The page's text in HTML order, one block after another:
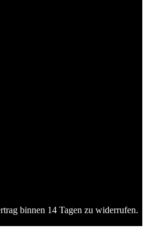
binnen 14 Tagen zu widerrufen.